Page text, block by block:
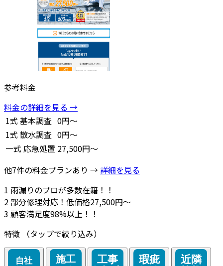
参考料金
料金の詳細を見る →
1式 基本調査 0円～
1式 散水調査 0円～
一式 応急処置 27,500円～
他7件の料金プランあり → 詳細を見る
1 雨漏りのプロが多数在籍！！
2部分修理対応！低価格27,500円～
3 顧客満足度98%以上！！
特徴
（タップで絞り込み）